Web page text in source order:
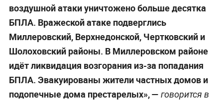
воздушной атаки уничтожено больше десятка
БПЛА. Вражеской атаке подверглись
Миллеровский, Верхнедонской, Чертковский и
Шолоховский районы. В Миллеровском районе
идёт ликвидация возгорания из-за попадания
БПЛА. Эвакуированы жители частных домов и
подопечные дома престарелых», — говорится в